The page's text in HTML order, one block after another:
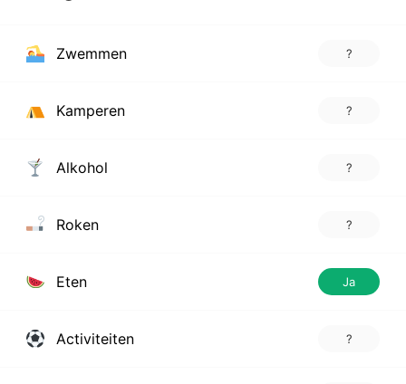
Zwemmen ?
Kamperen ?
Alkohol ?
Roken ?
Eten Ja
Activiteiten ?